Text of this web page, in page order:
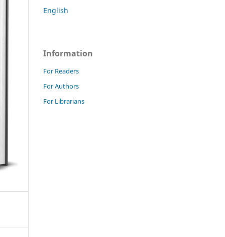
English
Information
For Readers
For Authors
For Librarians